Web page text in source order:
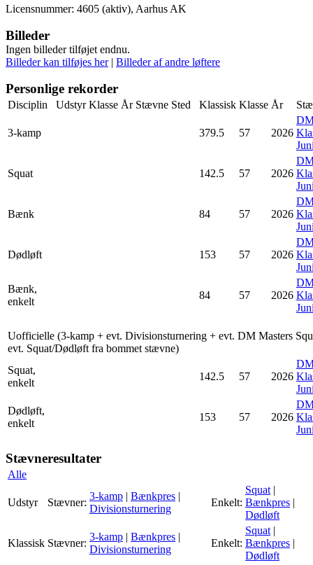
Licensnummer: 4605 (aktiv), Aarhus AK
Billeder
Ingen billeder tilføjet endnu.
Billeder kan tilføjes her| Billeder af andre løftere
Personlige rekorder
Disciplin Udstyr Klasse År Stævne Sted Klassisk Klasse År
3-kamp 379.5 57 2026
Squat 142.5 57 2026
Bænk 84 57 2026
Dødløft 153 57 2026
Bænk,
enkelt
84 57 2026
Uofficielle (3-kamp + evt. Divisionsturnering + evt. DM Masters
evt. Squat/Dødløft fra bommet stævne)
Squat,
enkelt
142.5 57 2026
Dødløft,
enkelt
153 57 2026
Stævneresultater
Alle
Udstyr Stævner:
3-kamp | Bænkpres |
Divisionsturnering
Enkelt:
Squat |
Bænkpres |
Dødløft
Klassisk Stævner:
3-kamp | Bænkpres |
Divisionsturnering
Enkelt:
Squat |
Bænkpres |
Dødløft